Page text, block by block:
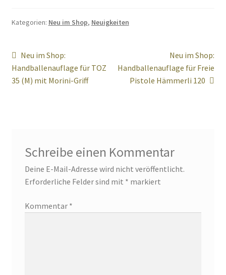
Kategorien: Neu im Shop, Neuigkeiten
Beitragsnavigation
Vorheriger
Beitrag:
Neu im Shop:
Handballenauflage für TOZ
35 (M) mit Morini-Griff
Nächster
Beitrag:
Neu im Shop:
Handballenauflage für Freie
Pistole Hämmerli 120
Schreibe einen Kommentar
Deine E-Mail-Adresse wird nicht veröffentlicht.
Erforderliche Felder sind mit * markiert
Kommentar *